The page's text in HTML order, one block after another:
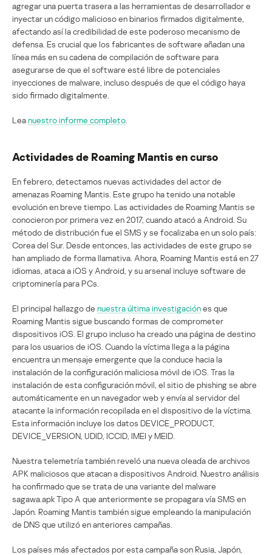
agregar una puerta trasera a las herramientas de desarrollador e
inyectar un código malicioso en binarios firmados digitalmente,
afectando así la credibilidad de este poderoso mecanismo de
defensa. Es crucial que los fabricantes de software añadan una
línea más en su cadena de compilación de software para
asegurarse de que el software esté libre de potenciales
inyecciones de malware, incluso después de que el código haya
sido firmado digitalmente.
Leanuestro informe completo
Actividades de Roaming Mantis en curso
En febrero, detectamos nuevas actividades del actor de
amenazas Roaming Mantis. Este grupo ha tenido una notable
evolución en breve tiempo. Las actividades de Roaming Mantis se
conocieron por primera vez en 2017, cuando atacó a Android. Su
método de distribución fue el SMS y se focalizaba en un solo país:
Corea del Sur. Desde entonces, las actividades de este grupo se
han ampliado de forma llamativa. Ahora, Roaming Mantis está en 27
idiomas, ataca a iOS y Android, y su arsenal incluye software de
criptominería para PCs.
El principal hallazgo de nuestra última investigaciónes que
Roaming Mantis sigue buscando formas de comprometer
dispositivos iOS. El grupo incluso ha creado una página de destino
para los usuarios de iOS. Cuando la víctima llega a la página
encuentra un mensaje emergente que la conduce hacia la
instalación de la configuración maliciosa móvil de iOS. Tras la
instalación de esta configuración móvil, el sitio de phishing se abre
automáticamente en un navegador web y envía al servidor del
atacante la información recopilada en el dispositivo de la víctima.
Esta información incluye los datos DEVICE_PRODUCT,
DEVICE_VERSION, UDID, ICCID, IMEI y MEID.
Nuestra telemetría también reveló una nueva oleada de archivos
APK maliciosos que atacan a dispositivos Android. Nuestro análisis
ha confirmado que se trata de una variante del malware
sagawa.apk Tipo A que anteriormente se propagara vía SMS en
Japón. Roaming Mantis también sigue empleando la manipulación
de DNS que utilizó en anteriores campañas.
Los países más afectados por esta campaña son Rusia, Japón,